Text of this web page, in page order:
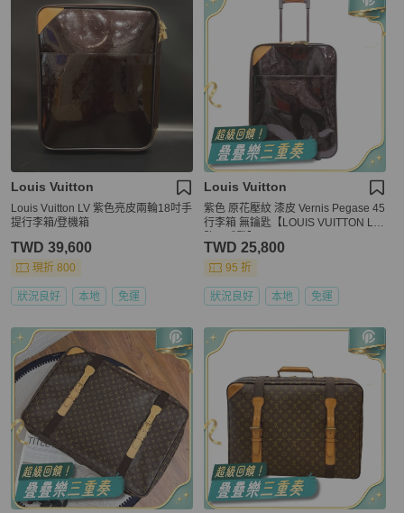
Louis Vuitton
Louis Vuitton LV 紫色亮皮兩輪18吋手
提行李箱/登機箱
TWD 39,600
現折 800
狀況良好 本地 免運
Louis Vuitton
紫色 原花壓紋 漆皮 Vernis Pegase 45
行李箱 無鑰匙【LOUIS VUITTON LV
TWD 25,800
95 折
狀況良好 本地 免運